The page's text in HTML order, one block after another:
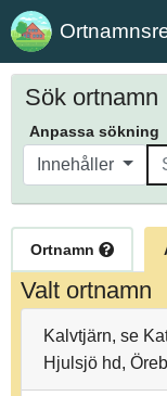
Sök ortnamn
Anpassa sökning
Innehåller
Ortnamn
Valt ortnamn
Kalvtjärn, se
Hjulsjö hd,